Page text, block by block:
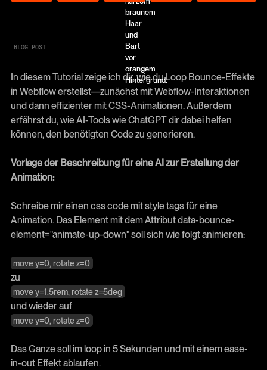
BLOG POST
In diesem Tutorial zeige ich dir, wie du Loop Bounce-Effekte
in Webflow erstellst—zunächst mit Webflow-Interaktionen
und dann effizienter mit CSS-Animationen. Außerdem
erfährst du, wie AI-Tools wie ChatGPT dir dabei helfen
können, den benötigten Code zu generieren.
Vorlage der Beschreibung für eine AI zur Erstellung der
Animation:
Schreibe mir einen css code mit style tags für eine
Animation. Das Element mit dem Attribut data-bounce-
element="animate-up-down" soll sich wie folgt animieren:
move y=0, rotate z=0
zu
move y=1.5rem, rotate z=5deg
und wieder auf
move y=0, rotate z=0
Das Ganze soll im loop in 5 Sekunden und mit einem ease-
in-out Effekt ablaufen.